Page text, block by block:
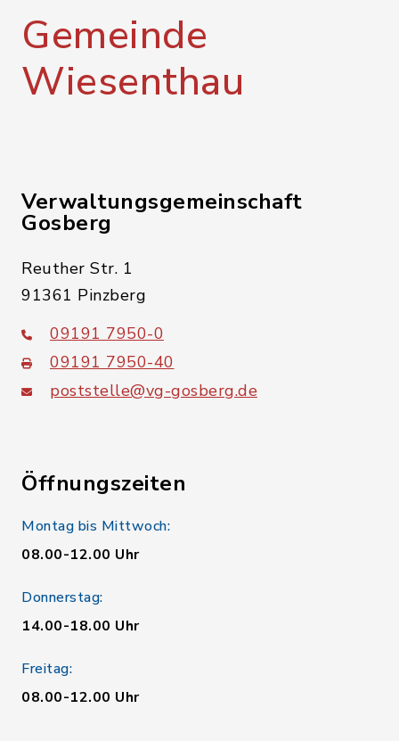
Gemeinde
Wiesenthau
Verwaltungsgemeinschaft
Gosberg
Reuther Str. 1
91361 Pinzberg
09191 7950-0
09191 7950-40
poststelle@vg-gosberg.de
Öffnungszeiten
Montag bis Mittwoch:
08.00-12.00 Uhr
Donnerstag:
14.00-18.00 Uhr
Freitag:
08.00-12.00 Uhr